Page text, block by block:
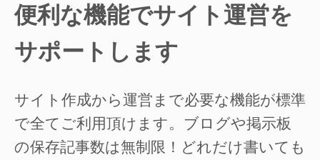
便利な機能でサイト運営を
サポートします
サイト作成から運営まで必要な機能が標準
で全てご利用頂けます。ブログや掲示板
の保存記事数は無制限！どれだけ書いても